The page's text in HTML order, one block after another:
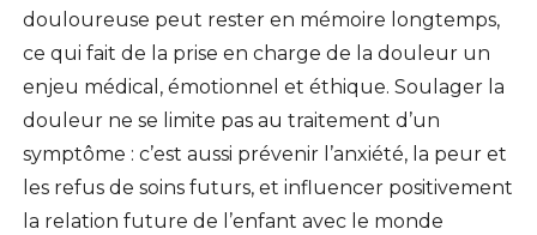
douloureuse peut rester en mémoire longtemps,
ce qui fait de la prise en charge de la douleur un
enjeu médical, émotionnel et éthique. Soulager la
douleur ne se limite pas au traitement d’un
symptôme : c’est aussi prévenir l’anxiété, la peur et
les refus de soins futurs, et influencer positivement
la relation future de l’enfant avec le monde